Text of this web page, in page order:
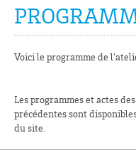
Voici le programme de
Les programmes et actes
précédentes sont
du site.